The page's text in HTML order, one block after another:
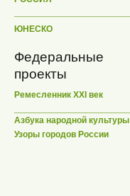
ЮНЕСКО
Федеральные
проекты
Ремесленник XXI век
Азбука народной культуры
Узоры городов России